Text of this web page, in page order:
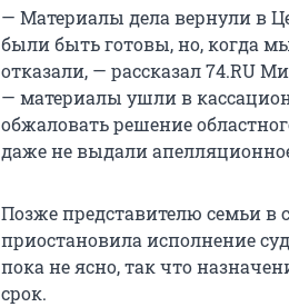
— Материалы дела вернули в
были быть готовы, но, когда
отказали, — рассказал 74.RU
— материалы ушли в
обжаловать решение
даже не выдали
Позже представителю семьи в
приостановила исполнение
пока не ясно, так что
срок.